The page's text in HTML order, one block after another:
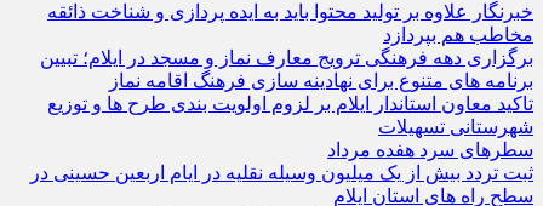
خبرنگار علاوه بر تولید محتوا باید به ایده‌ پردازی و شناخت ذائقه
مخاطب هم بپردازد
برگزاری دهه فرهنگی ترویج معارف نماز و مسجد در ایلام؛ تبیین
برنامه‌ های متنوع برای نهادینه‌ سازی فرهنگ اقامه نماز
تاکید معاون استاندار ایلام بر لزوم اولویت‌ بندی طرح‌ ها و توزیع
شهرستانی تسهیلات
سطرهای سرد هفده مرداد
ثبت تردد بیش از یک میلیون وسیله نقلیه در ایام اربعین حسینی در
سطح راه‌ های استان ایلام